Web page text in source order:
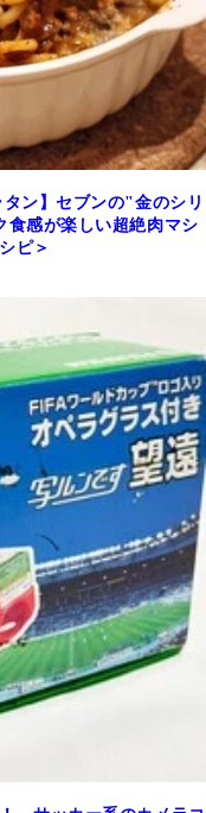
タン】セブンの"金のシリ
食感が楽しい超絶肉マシ
ピ＞